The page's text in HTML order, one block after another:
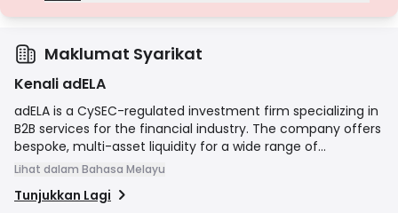
Daripada bidang kuasa dengan pengawasan minimum, lesen ini
dana dan insurans. Walaupun menarik untuk fleksibiliti operasi, ia
menimbulkan risiko yang lebih tinggi kepada pedagang.
Maklumat Syarikat
Kenali adELA
adELA is a CySEC-regulated investment firm specializing in
B2B services for the financial industry. The company offers
bespoke, multi-asset liquidity for a wide range of
instruments including Forex, cryptocurrencies, indices,
suite of advanced technological solutions designed to help
Lihat dalam Bahasa Melayu
Tunjukkan Lagi